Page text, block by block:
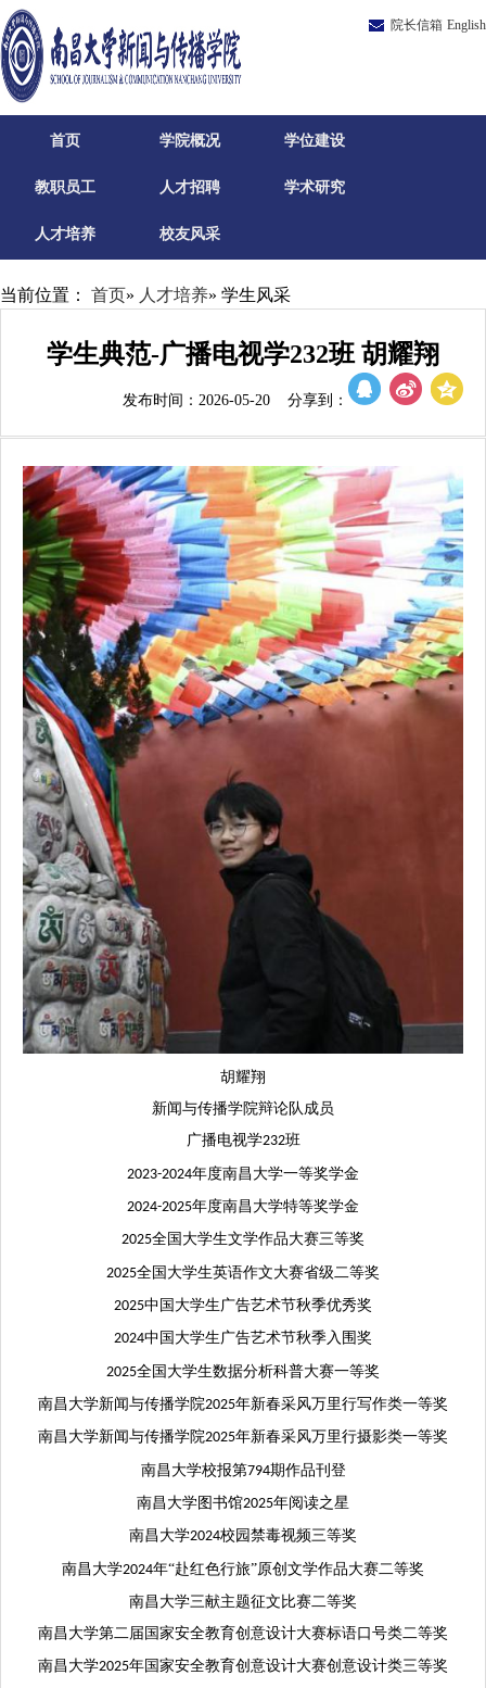
院长信箱 English
首页 学院概况 学位建设
教职员工 人才招聘 学术研究
人才培养 校友风采
当前位置： 首页» 人才培养» 学生风采
学生典范-广播电视学232班 胡耀翔
发布时间：2026-05-20 分享到：
胡耀翔
新闻与传播学院辩论队成员
广播电视学232班
2023-2024年度南昌大学一等奖学金
2024-2025年度南昌大学特等奖学金
2025全国大学生文学作品大赛三等奖
2025全国大学生英语作文大赛省级二等奖
2025中国大学生广告艺术节秋季优秀奖
2024中国大学生广告艺术节秋季入围奖
2025全国大学生数据分析科普大赛一等奖
南昌大学新闻与传播学院2025年新春采风万里行写作类一等奖
南昌大学新闻与传播学院2025年新春采风万里行摄影类一等奖
南昌大学校报第794期作品刊登
南昌大学图书馆2025年阅读之星
南昌大学2024校园禁毒视频三等奖
南昌大学2024年“赴红色行旅”原创文学作品大赛二等奖
南昌大学三献主题征文比赛二等奖
南昌大学第二届国家安全教育创意设计大赛标语口号类二等奖
南昌大学2025年国家安全教育创意设计大赛创意设计类三等奖